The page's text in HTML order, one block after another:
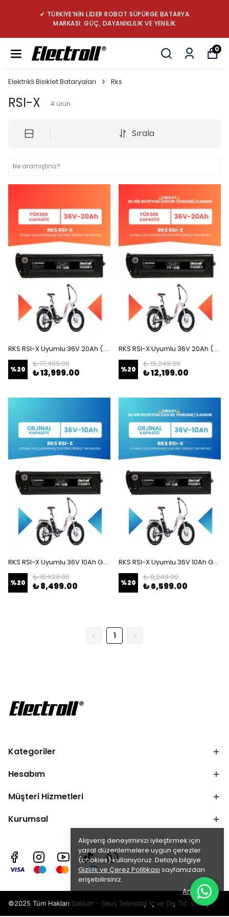
✔ TÜRKİYE’NİN LİDER ROBOT SÜPÜRGE BATARYA
MARKASI: GÜÇ, DAYANIKLILIK VE YENİLİK
0
Alışveriş deneyiminizi iyileştirmek için
yasal düzenlemelere uygun çerezler
(cookies) kullanıyoruz. Detaylı bilgiye
Gizlilik ve Çerez Politikası sayfamızdan
erişebilirsiniz.
Anladım
Elektrikli Bisiklet Bataryaları Rks
RSI-X 4 ürün
Sırala
RKS RSI-X Uyumlu 36V 20Ah (Yüksek Kapasite) Güçlendirilmiş Elektrikli Bisiklet Bataryası
%20
₺ 17,499.00
₺ 13,999.00
RKS RSI-X Uyumlu 36V 20Ah (Yüksek Kapasite) Güçlendirilmiş Elektrikli Bisiklet Batarya Tamir, Revizyon ve Pil Yenileme
%20
₺ 15,249.00
₺ 12,199.00
RKS RSI-X Uyumlu 36V 10Ah Güçlendirilmiş Elektrikli Bisiklet Bataryası
%20
₺ 10,629.00
₺ 8,499.00
RKS RSI-X Uyumlu 36V 10Ah Güçlendirilmiş Elektrikli Bisiklet Batarya Tamir, Revizyon ve Pil Yenileme
%20
₺ 8,249.00
₺ 6,599.00
1
Kategoriler
Hesabım
Müşteri Hizmetleri
Kurumsal
©2025 Tüm Hakları Saklıdır - Seus Teknoloji İç ve Dış Tic. Ltd. Şti.